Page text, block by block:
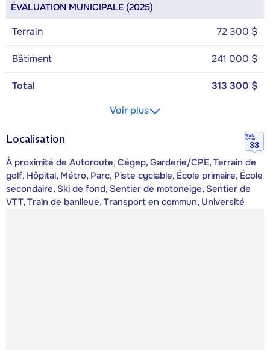
ÉVALUATION MUNICIPALE (2025)
Terrain 72 300 $
Bâtiment 241 000 $
Total
313 300 $
Voir plus
Localisation
Walk
Score
33
À proximité de Autoroute, Cégep, Garderie/CPE, Terrain de
golf, Hôpital, Métro, Parc, Piste cyclable, École primaire, École
secondaire, Ski de fond, Sentier de motoneige, Sentier de
VTT, Train de banlieue, Transport en commun, Université